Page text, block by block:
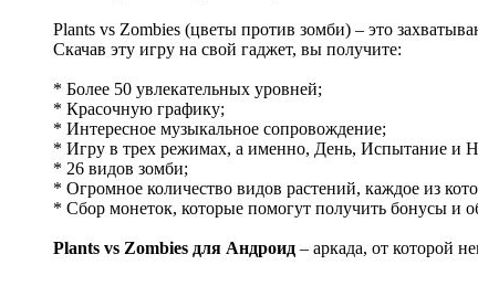
Plants vs Zombies (цветы против зомби) – это
Скачав эту игру на свой гаджет, вы получите:
* Более 50 увлекательных уровней;
* Красочную графику;
* Интересное музыкальное сопровождение;
* Игру в трех режимах, а именно, День, Испытание и
* 26 видов зомби;
* Огромное количество видов растений, каждое из
* Сбор монеток, которые помогут получить бонусы и
Plants vs Zombies для Андроид – аркада, от которой